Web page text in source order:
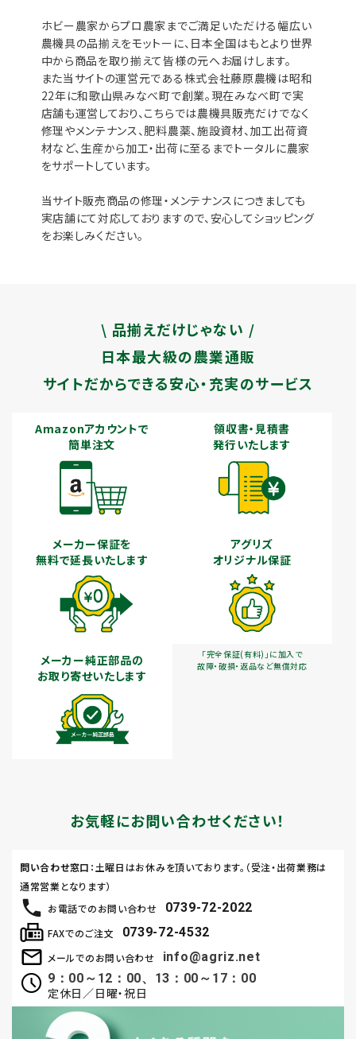
ホビー農家からプロ農家までご満足いただける幅広い
農機具の品揃えをモットーに、日本全国はもとより世界
中から商品を取り揃えて皆様の元へお届けします。
また当サイトの運営元である株式会社藤原農機は昭和
22年に和歌山県みなべ町で創業。現在みなべ町で実
店舗も運営しており、こちらでは農機具販売だけでなく
修理やメンテナンス、肥料農薬、施設資材、加工出荷資
材など、生産から加工・出荷に至るまでトータルに農家
をサポートしています。
当サイト販売商品の修理・メンテナンスにつきましても
実店舗にて対応しておりますので、安心してショッピング
をお楽しみください。
\ 品揃えだけじゃない /
日本最大級の農業通販
サイトだからできる安心・充実のサービス
Amazonアカウントで
簡単注文
領収書・見積書
発行いたします
メーカー保証を
無料で延長いたします
アグリズ
オリジナル保証
「完全保証(有料)」に加入で
故障・破損・返品など無償対応
メーカー純正部品の
お取り寄せいたします
お気軽にお問い合わせください！
お電話でのお問い合わせ 0739-72-2022
メールでのお問い合わせ
info@agriz.net
9：00～12：00、13：00～17：00
定休日／日曜・祝日
FAXでのご注文 0739-72-4532
問い合わせ窓口 ：土曜日はお休みを頂いております。（受注・出荷業務は
通常営業となります）